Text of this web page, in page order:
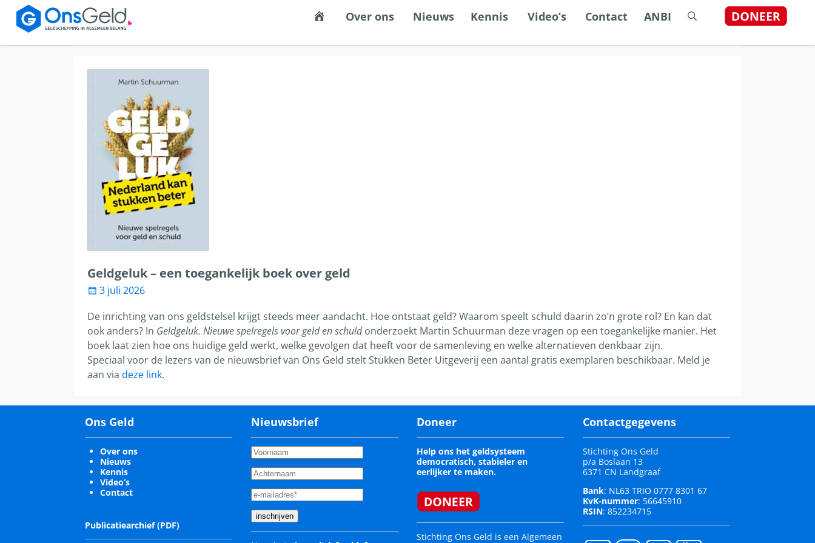
Een stabiel, eerlijk en democratisch geldstelsel
Over ons Nieuws Kennis Video’s Contact ANBI
Geldgeluk – een toegankelijk boek over geld
3 juli 2026
De inrichting van ons geldstelsel krijgt steeds meer aandacht. Hoe ontstaat geld? Waarom speelt schuld daarin zo’n grote rol? En kan dat
ook anders? In Geldgeluk. Nieuwe spelregels voor geld en schuldonderzoekt Martin Schuurman deze vragen op een toegankelijke manier. Het
boek laat zien hoe ons huidige geld werkt, welke gevolgen dat heeft voor de samenleving en welke alternatieven denkbaar zijn.
Speciaal voor de lezers van de nieuwsbrief van Ons Geld stelt Stukken Beter Uitgeverij een aantal gratis exemplaren beschikbaar. Meld je
aan via deze link.
Ons Geld
Over ons
Nieuws
Kennis
Video’s
Contact
Publicatiearchief (PDF)
Nieuwsbrief Doneer
Help ons het geldsysteem
democratisch, stabieler en
eerlijker te maken.
Stichting Ons Geld is een Algemeen
Contactgegevens
Stichting Ons Geld
p/a Boslaan 13
6371 CN Landgraaf
Bank: NL63 TRIO 0777 8301 67
KvK-nummer: 56645910
RSIN: 852234715